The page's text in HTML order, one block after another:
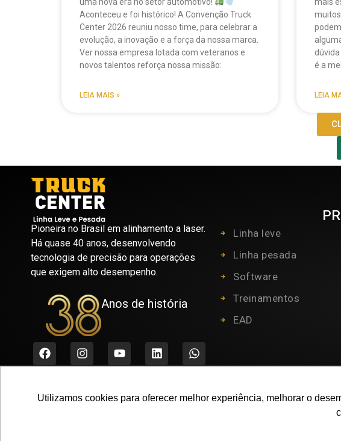
Utilizamos cookies para oferecer melhor experiência, melhorar o
Aconteceu e foi histórico! A Convenção Truck
Center 2026 reuniu nosso time, para celebrar a
evolução, a inovação e a força da nossa marca.
Ver nossa empresa lotada com veteranos e
novos talentos reforça nossa missão:
LEIA MAIS »
é a
LEIA
Pioneira no Brasil em alinhamento a laser.
Há quase 40 anos, desenvolvendo
tecnologia de precisão para operações
que exigem alto desempenho.
Anos de história
Linha leve
Linha pesada
Software
Treinamentos
EAD